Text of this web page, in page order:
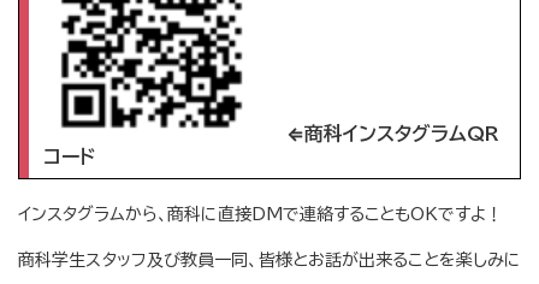
⇐商科インスタグラムQR
コード
インスタグラムから、商科に直接DMで連絡することもOKですよ！
商科学生スタッフ及び教員一同、皆様とお話が出来ることを楽しみに